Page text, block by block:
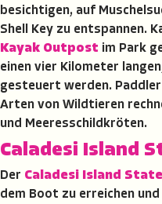
besichtigen, auf
Shell Key zu entspannen.
Kayak Outpost im Park
einen vier Kilometer
gesteuert werden.
Arten von Wildtieren
und Meeresschildkröten.
Caladesi Island
Der Caladesi Island
dem Boot zu erreichen